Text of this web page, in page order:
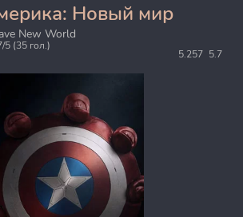
Новый мир
New World
5.257 5.7
5 (35 гол.)